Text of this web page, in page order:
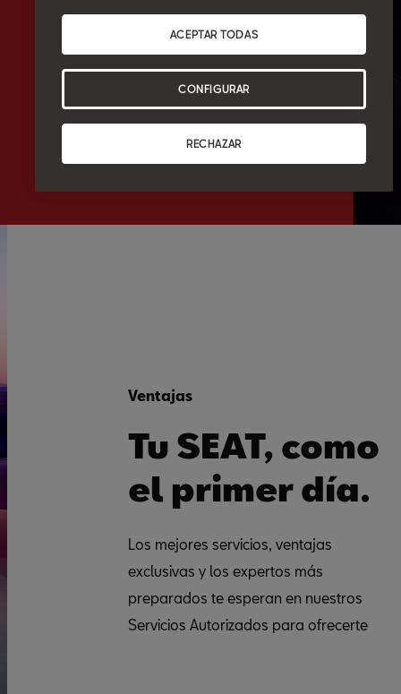
Ventajas
Tu SEAT, como
el primer día.
Los mejores servicios, ventajas
exclusivas y los expertos más
preparados te esperan en nuestros
Servicios Autorizados para ofrecerte
RECHAZAR
ACEPTAR TODAS
CONFIGURAR